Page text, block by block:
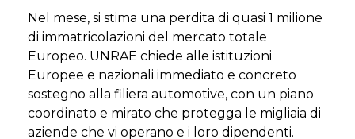
Nel mese, si stima una perdita di quasi 1 milione
di immatricolazioni del mercato totale
Europeo. UNRAE chiede alle istituzioni
Europee e nazionali immediato e concreto
sostegno alla filiera automotive, con un piano
coordinato e mirato che protegga le migliaia di
aziende che vi operano e i loro dipendenti.